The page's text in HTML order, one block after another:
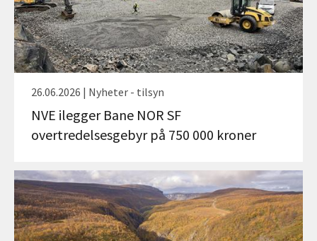
26.06.2026 | Nyheter - tilsyn
NVE ilegger Bane NOR SF
overtredelsesgebyr på 750 000 kroner